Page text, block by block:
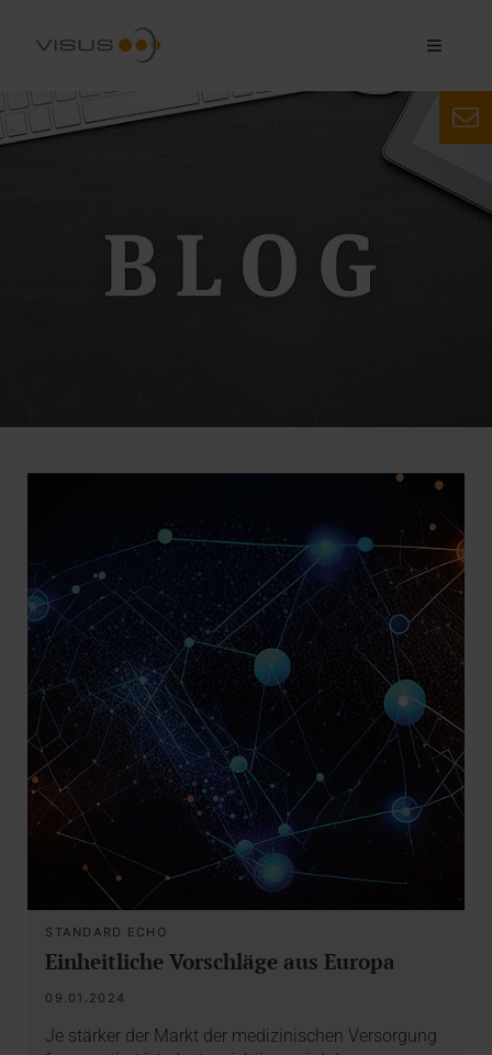
STANDARD ECHO
Einheitliche Vorschläge aus Europa
09.01.2024
Je stärker der Markt der medizinischen Versorgung